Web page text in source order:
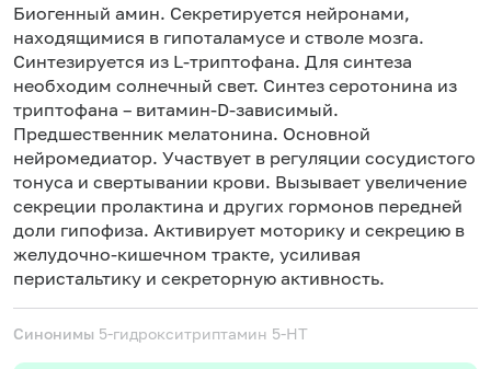
Биогенный амин. Секретируется нейронами,
находящимися в гипоталамусе и стволе мозга.
Синтезируется из L-триптофана. Для синтеза
необходим солнечный свет. Синтез серотонина из
триптофана – витамин-D-зависимый.
Предшественник мелатонина. Основной
нейромедиатор. Участвует в регуляции сосудистого
тонуса и свертывании крови. Вызывает увеличение
секреции пролактина и других гормонов передней
доли гипофиза. Активирует моторику и секрецию в
желудочно-кишечном тракте, усиливая
перистальтику и секреторную активность.
Синонимы 5-гидрокситриптамин 5-HT